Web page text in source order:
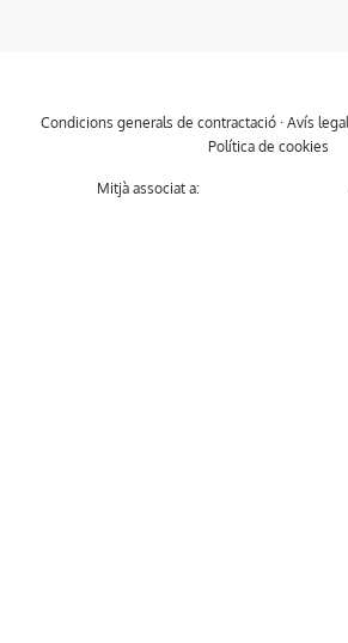
Condicions generals de contractació· Avís legal
Política de cookies
Mitjà associat a: